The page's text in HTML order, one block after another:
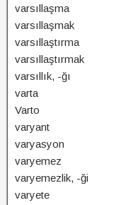
varsıllaşma
varsıllaşmak
varsıllaştırma
varsıllaştırmak
varsıllık, -ğı
varta
Varto
varyant
varyasyon
varyemez
varyemezlik, -ği
varyete